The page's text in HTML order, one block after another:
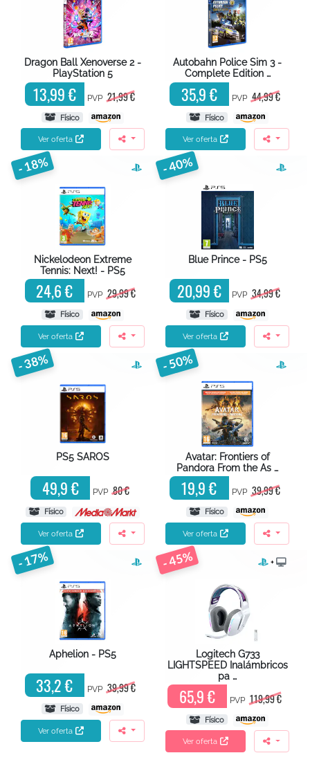
Dragon Ball Xenoverse 2 -
PlayStation 5
13,99 € PVP 21,99 €
Físico
Ver oferta
Autobahn Police Sim 3 -
Complete Edition …
35,9 € PVP 44,99 €
Físico
Ver oferta
- 18%
Nickelodeon Extreme
Tennis: Next! - PS5
24,6 € PVP 29,99 €
Físico
Ver oferta
- 40%
Blue Prince - PS5
20,99 € PVP 34,99 €
Físico
Ver oferta
- 38%
PS5 SAROS
49,9 € PVP 80 €
Físico
Ver oferta
- 50%
Avatar: Frontiers of
Pandora From the As …
19,9 € PVP 39,99 €
Físico
Ver oferta
- 17%
Aphelion - PS5
33,2 € PVP 39,99 €
Físico
Ver oferta
- 45% +
Logitech G733
LIGHTSPEED Inalámbricos
pa …
65,9 € PVP 119,99 €
Físico
Ver oferta